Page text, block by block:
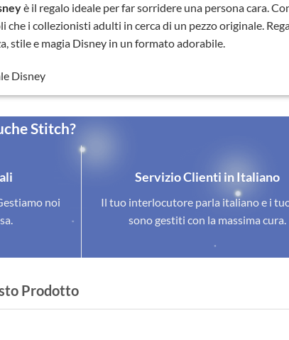
è il regalo ideale per far sorridere una persona cara.
che i collezionisti adulti in cerca di un pezzo originale.
stile e magia Disney in un formato adorabile.
Disney
Stitch?
noi
Servizio Clienti in Italiano
Il tuo interlocutore parla italiano e i
sono gestiti con la massima cura.
Prodotto